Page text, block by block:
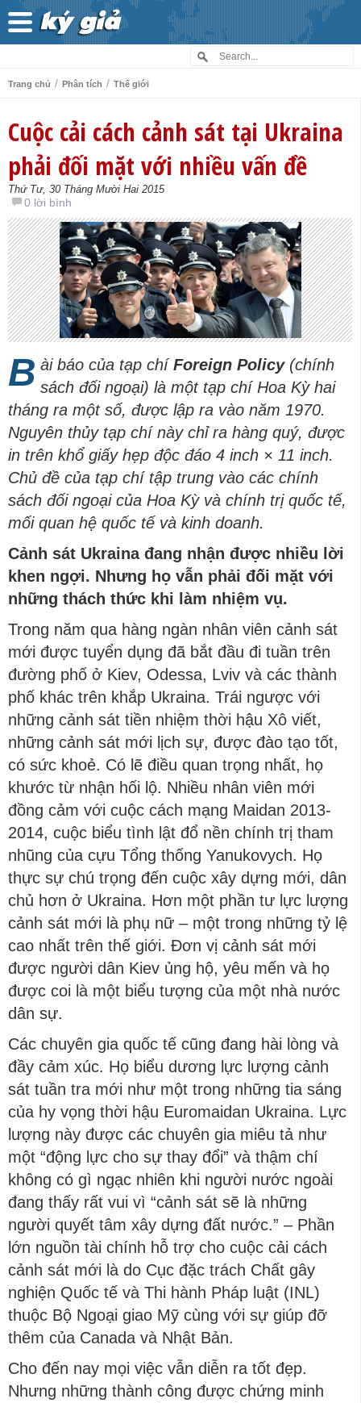
Trang chủ / Phân tích / Thế giới
Cuộc cải cách cảnh sát tại Ukraina
phải đối mặt với nhiều vấn đề
Thứ Tư, 30 Tháng Mười Hai 2015
0 lời bình
B ài báo của tạp chí Foreign Policy (chính
sách đối ngoại) là một tạp chí Hoa Kỳ hai
tháng ra một số, được lập ra vào năm 1970.
Nguyên thủy tạp chí này chỉ ra hàng quý, được
in trên khổ giấy hẹp độc đáo 4 inch × 11 inch.
Chủ đề của tạp chí tập trung vào các chính
sách đối ngoại của Hoa Kỳ và chính trị quốc tế,
mối quan hệ quốc tế và kinh doanh.
Cảnh sát Ukraina đang nhận được nhiều lời
khen ngợi. Nhưng họ vẫn phải đối mặt với
những thách thức khi làm nhiệm vụ.
Trong năm qua hàng ngàn nhân viên cảnh sát
mới được tuyển dụng đã bắt đầu đi tuần trên
đường phố ở Kiev, Odessa, Lviv và các thành
phố khác trên khắp Ukraina. Trái ngược với
những cảnh sát tiền nhiệm thời hậu Xô viết,
những cảnh sát mới lịch sự, được đào tạo tốt,
có sức khoẻ. Có lẽ điều quan trọng nhất, họ
khước từ nhận hối lộ. Nhiều nhân viên mới
đồng cảm với cuộc cách mạng Maidan 2013-
2014, cuộc biểu tình lật đổ nền chính trị tham
nhũng của cựu Tổng thống Yanukovych. Họ
thực sự chú trọng đến cuộc xây dựng mới, dân
chủ hơn ở Ukraina. Hơn một phần tư lực lượng
cảnh sát mới là phụ nữ – một trong những tỷ lệ
cao nhất trên thế giới. Đơn vị cảnh sát mới
được người dân Kiev ủng hộ, yêu mến và họ
được coi là một biểu tượng của một nhà nước
dân sự.
Các chuyên gia quốc tế cũng đang hài lòng và
đầy cảm xúc. Họ biểu dương lực lượng cảnh
sát tuần tra mới như một trong những tia sáng
của hy vọng thời hậu Euromaidan Ukraina. Lực
lượng này được các chuyên gia miêu tả như
một “động lực cho sự thay đổi” và thậm chí
không có gì ngạc nhiên khi người nước ngoài
đang thấy rất vui vì “cảnh sát sẽ là những
người quyết tâm xây dựng đất nước.” – Phần
lớn nguồn tài chính hỗ trợ cho cuộc cải cách
cảnh sát mới là do Cục đặc trách Chất gây
nghiện Quốc tế và Thi hành Pháp luật (INL)
thuộc Bộ Ngoại giao Mỹ cùng với sự giúp đỡ
thêm của Canada và Nhật Bản.
Cho đến nay mọi việc vẫn diễn ra tốt đẹp.
Nhưng những thành công được chứng minh